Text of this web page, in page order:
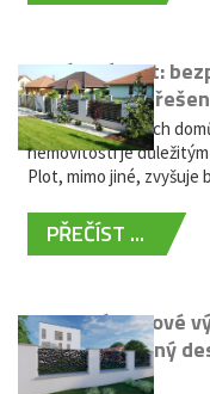
Hliníkový plot:
bezúdržbové
Oplocení rodinných
nemovitostí je
Plot, mimo jiné, zvyšuje
PŘEČÍST ...
Moderní plotové
kovů: výjimečný
žádná údržba